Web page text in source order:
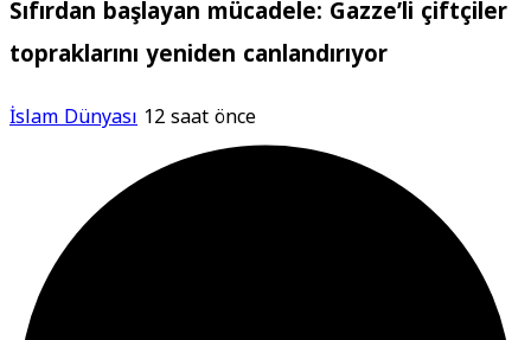
Sıfırdan başlayan mücadele: Gazze’li çiftçiler
topraklarını yeniden canlandırıyor
İslam Dünyası 12 saat önce